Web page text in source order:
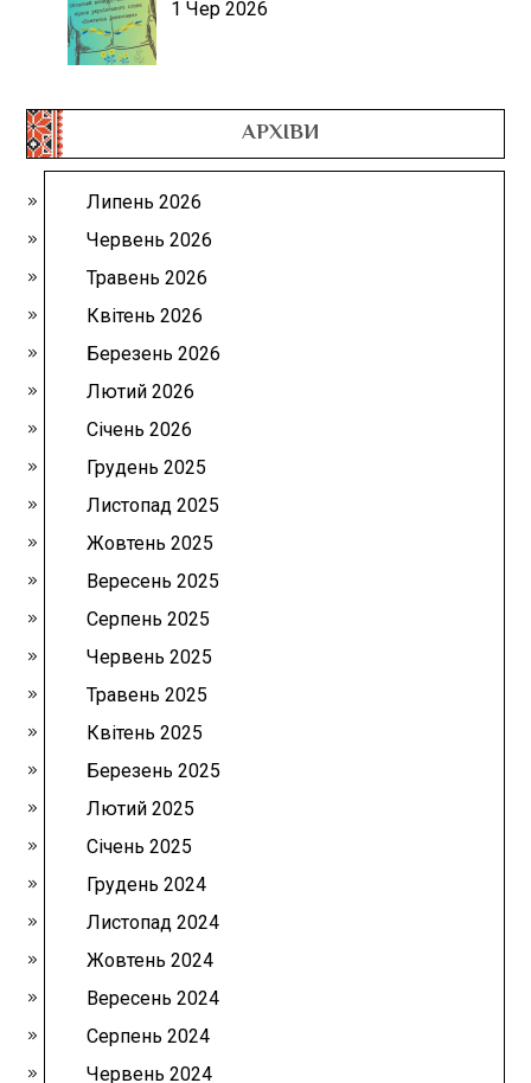
1 Чер 2026
АРХІВИ
Липень 2026
Червень 2026
Травень 2026
Квітень 2026
Березень 2026
Лютий 2026
Січень 2026
Грудень 2025
Листопад 2025
Жовтень 2025
Вересень 2025
Серпень 2025
Червень 2025
Травень 2025
Квітень 2025
Березень 2025
Лютий 2025
Січень 2025
Грудень 2024
Листопад 2024
Жовтень 2024
Вересень 2024
Серпень 2024
Червень 2024